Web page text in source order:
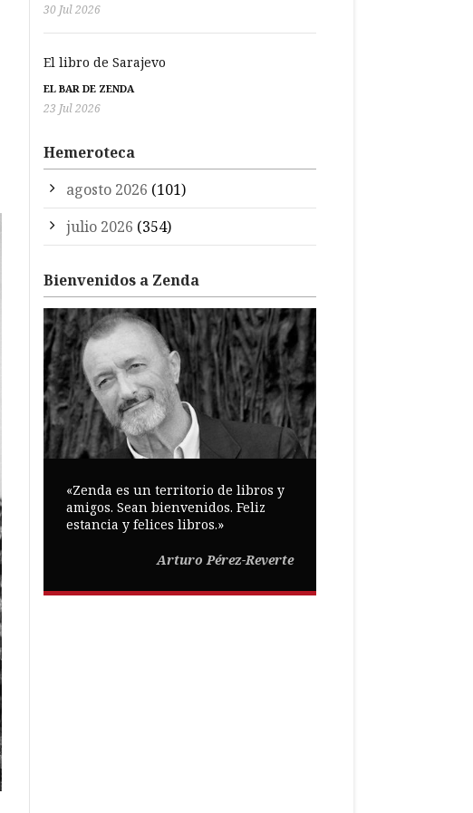
30 Jul 2026
El libro de Sarajevo
EL BAR DE ZENDA
23 Jul 2026
Hemeroteca
agosto 2026 (101)
julio 2026 (354)
Bienvenidos a Zenda
«Zenda es un territorio de libros y
amigos. Sean bienvenidos. Feliz
estancia y felices libros.»
Arturo Pérez-Reverte